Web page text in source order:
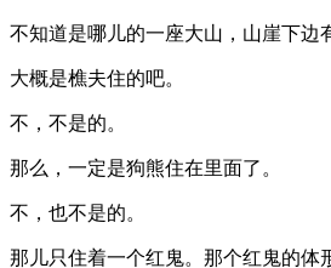
不知道是哪儿的一座大山，山崖下边
大概是樵夫住的吧。
不，不是的。
那么，一定是狗熊住在里面了。
不，也不是的。
那儿只住着一个红鬼。那个红鬼的体